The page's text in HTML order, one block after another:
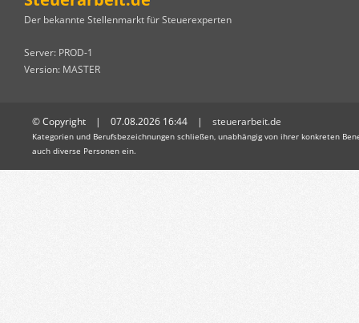
Der bekannte Stellenmarkt für Steuerexperten
Server: PROD-1
Version: MASTER
© Copyright | 07.08.2026 16:44 | steuerarbeit.de
Kategorien und Berufsbezeichnungen schließen, unabhängig von ihrer konkreten
auch diverse Personen ein.